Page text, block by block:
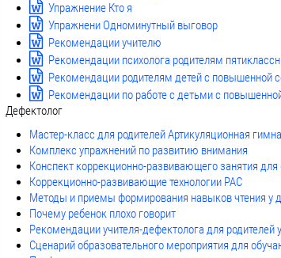
Упражнение Кто я
Упражнени Одноминутный выговор
Рекомендации учителю
Рекомендации психолога родителям
Рекомендации родителям детей с повышенной
Рекомендации по работе с детьми с
Дефектолог
Мастер-класс для родителей Артикуляционная
Комплекс упражнений по развитию внимания
Конспект коррекционно-развивающего занятия
Коррекционно-развивающие технологии РАС
Методы и приемы формирования навыков чтения у
Почему ребенок плохо говорит
Рекомендации учителя-дефектолога для родителей
Сценарий образовательного мероприятия для